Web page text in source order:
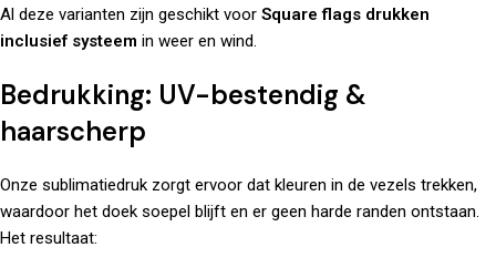
Al deze varianten zijn geschikt voor Square flags drukken
inclusief systeem in weer en wind.
Bedrukking: UV-bestendig &
haarscherp
Onze sublimatiedruk zorgt ervoor dat kleuren in de vezels trekken,
waardoor het doek soepel blijft en er geen harde randen ontstaan.
Het resultaat: